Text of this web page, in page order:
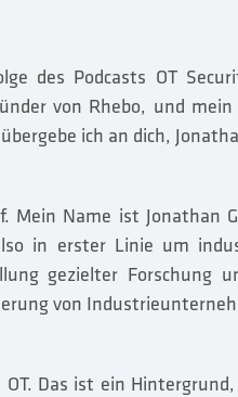
des Podcasts OT
von Rhebo, und
ich an dich,
Mein Name ist Jonathan
in erster Linie um
gezielter Forschung
von
Das ist ein